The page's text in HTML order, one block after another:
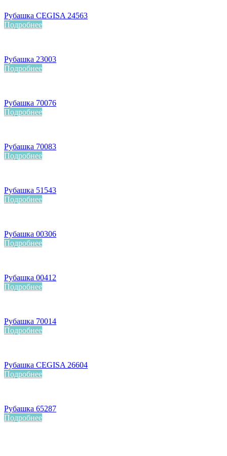
Рубашка CEGISA 24563
Подробнее
Рубашка 23003
Подробнее
Рубашка 70076
Подробнее
Рубашка 70083
Подробнее
Рубашка 51543
Подробнее
Рубашка 00306
Подробнее
Рубашка 00412
Подробнее
Рубашка 70014
Подробнее
Рубашка CEGISA 26604
Подробнее
Рубашка 65287
Подробнее